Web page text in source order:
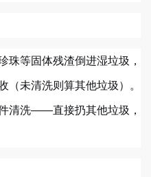
珠等固体残渣倒进湿垃圾，
（未清洗则算其他垃圾）。
清洗——直接扔其他垃圾，